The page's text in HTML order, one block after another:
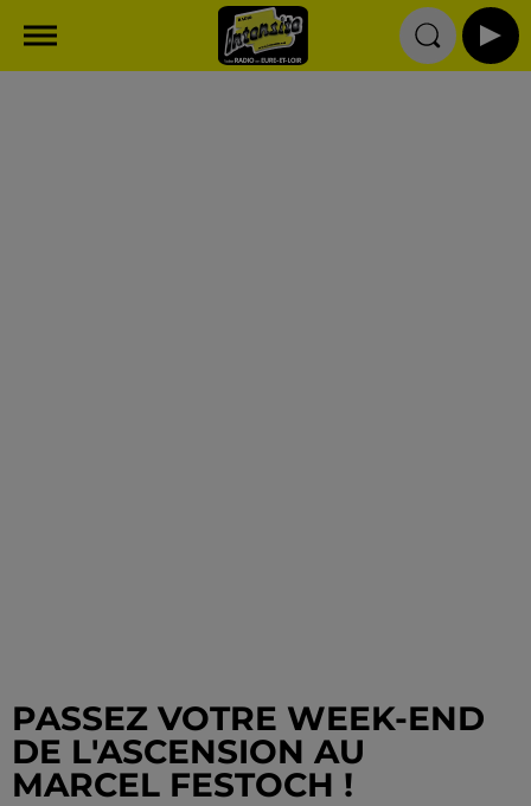
PASSEZ VOTRE WEEK-END
DE L'ASCENSION AU
MARCEL FESTOCH !